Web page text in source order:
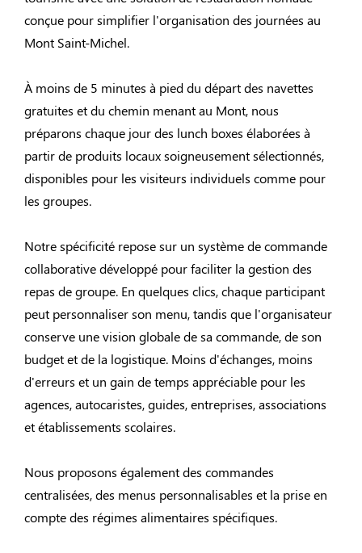
conçue pour simplifier l'organisation des journées au
Mont Saint-Michel.
À moins de 5 minutes à pied du départ des navettes
gratuites et du chemin menant au Mont, nous
préparons chaque jour des lunch boxes élaborées à
partir de produits locaux soigneusement sélectionnés,
disponibles pour les visiteurs individuels comme pour
les groupes.
Notre spécificité repose sur un système de commande
collaborative développé pour faciliter la gestion des
repas de groupe. En quelques clics, chaque participant
peut personnaliser son menu, tandis que l'organisateur
conserve une vision globale de sa commande, de son
budget et de la logistique. Moins d'échanges, moins
d'erreurs et un gain de temps appréciable pour les
agences, autocaristes, guides, entreprises, associations
et établissements scolaires.
Nous proposons également des commandes
centralisées, des menus personnalisables et la prise en
compte des régimes alimentaires spécifiques.